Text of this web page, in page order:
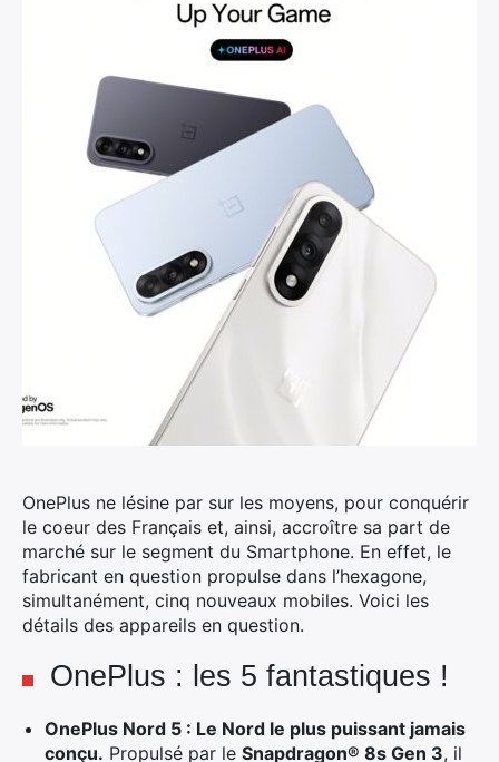
OnePlus ne lésine par sur les moyens, pour conquérir
le coeur des Français et, ainsi, accroître sa part de
marché sur le segment du Smartphone. En effet, le
fabricant en question propulse dans l’hexagone,
simultanément, cinq nouveaux mobiles. Voici les
détails des appareils en question.
OnePlus : les 5 fantastiques !
OnePlus Nord 5 : Le Nord le plus puissant jamais
conçu. Propulsé par le Snapdragon® 8s Gen 3, il